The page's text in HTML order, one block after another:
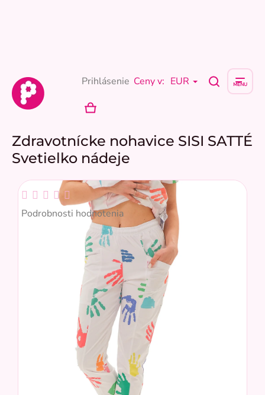
Ceny v: EUR
Prihlásenie
NÁKUPNÝ
Zdravotnícke nohavice SISI SATTÉ
Svetielko nádeje
Priemerné
hodnotenie
Podrobnosti hodnotenia